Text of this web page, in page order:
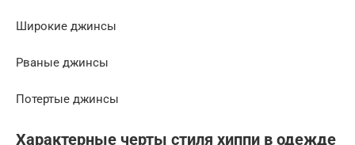
Широкие джинсы
Рваные джинсы
Потертые джинсы
Характерные черты стиля хиппи в одежде